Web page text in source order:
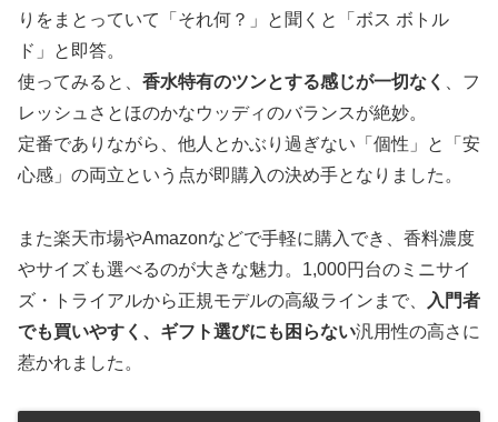
りをまとっていて「それ何？」と聞くと「ボス ボトル
ド」と即答。
使ってみると、 香水特有のツンとする感じが一切なく
、フ
レッシュさとほのかなウッディのバランスが絶妙。
定番でありながら、他人とかぶり過ぎない「個性」と「安
心感」の両立という点が即購入の決め手となりました。
また楽天市場やAmazonなどで手軽に購入でき、香料濃度
やサイズも選べるのが大きな魅力。1,000円台のミニサイ
ズ・トライアルから正規モデルの高級ラインまで、
入門者
でも買いやすく、ギフト選びにも困らない汎用性の高さに
惹かれました。